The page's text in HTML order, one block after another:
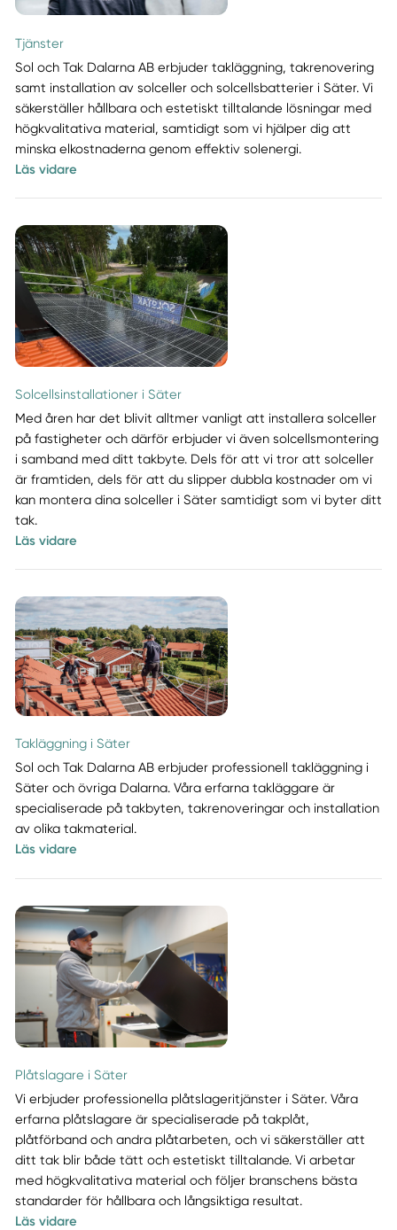
Tjänster
Sol och Tak Dalarna AB erbjuder takläggning, takrenovering
samt installation av solceller och solcellsbatterier i Säter. Vi
säkerställer hållbara och estetiskt tilltalande lösningar med
högkvalitativa material, samtidigt som vi hjälper dig att
minska elkostnaderna genom effektiv solenergi.
Läs vidare
Solcellsinstallationer i Säter
Med åren har det blivit alltmer vanligt att installera solceller
på fastigheter och därför erbjuder vi även solcellsmontering
i samband med ditt takbyte. Dels för att vi tror att solceller
är framtiden, dels för att du slipper dubbla kostnader om vi
kan montera dina solceller i Säter samtidigt som vi byter ditt
tak.
Läs vidare
Takläggning i Säter
Sol och Tak Dalarna AB erbjuder professionell takläggning i
Säter och övriga Dalarna. Våra erfarna takläggare är
specialiserade på takbyten, takrenoveringar och installation
av olika takmaterial.
Läs vidare
Plåtslagare i Säter
Vi erbjuder professionella plåtslageritjänster i Säter. Våra
erfarna plåtslagare är specialiserade på takplåt,
plåtförband och andra plåtarbeten, och vi säkerställer att
ditt tak blir både tätt och estetiskt tilltalande. Vi arbetar
med högkvalitativa material och följer branschens bästa
standarder för hållbara och långsiktiga resultat.
Läs vidare